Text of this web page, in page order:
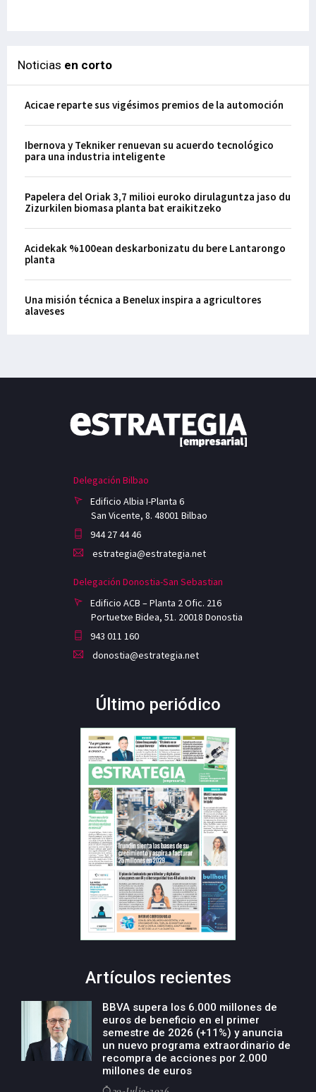
Noticias en corto
Acicae reparte sus vigésimos premios de la automoción
Ibernova y Tekniker renuevan su acuerdo tecnológico
para una industria inteligente
Papelera del Oriak 3,7 milioi euroko dirulaguntza jaso du
Zizurkilen biomasa planta bat eraikitzeko
Acidekak %100ean deskarbonizatu du bere Lantarongo
planta
Una misión técnica a Benelux inspira a agricultores
alaveses
Delegación Bilbao
Edificio Albia I-Planta 6
San Vicente, 8. 48001 Bilbao
944 27 44 46
estrategia@estrategia.net
Delegación Donostia-San Sebastian
Edificio ACB – Planta 2 Ofic. 216
Portuetxe Bidea, 51. 20018 Donostia
943 011 160
donostia@estrategia.net
Último periódico
Artículos recientes
BBVA supera los 6.000 millones de
euros de beneficio en el primer
semestre de 2026 (+11%) y anuncia
un nuevo programa extraordinario de
recompra de acciones por 2.000
millones de euros